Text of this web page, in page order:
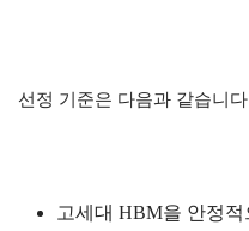
선정 기준은 다음과 같습니다
고세대 HBM을 안정